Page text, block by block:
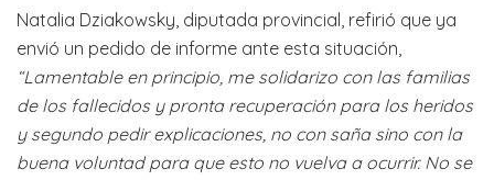
Natalia Dziakowsky, diputada provincial, refirió que ya
envió un pedido de informe ante esta situación,
“Lamentable en principio, me solidarizo con las familias
de los fallecidos y pronta recuperación para los heridos
y segundo pedir explicaciones, no con saña sino con la
buena voluntad para que esto no vuelva a ocurrir. No se